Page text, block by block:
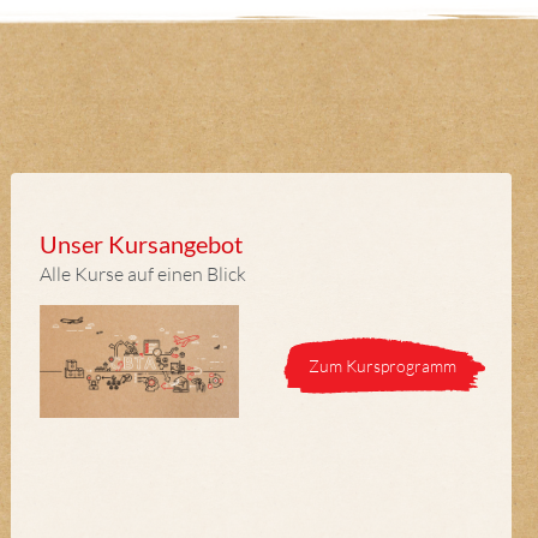
Unser Kursangebot
Alle Kurse auf einen Blick
Zum Kursprogramm